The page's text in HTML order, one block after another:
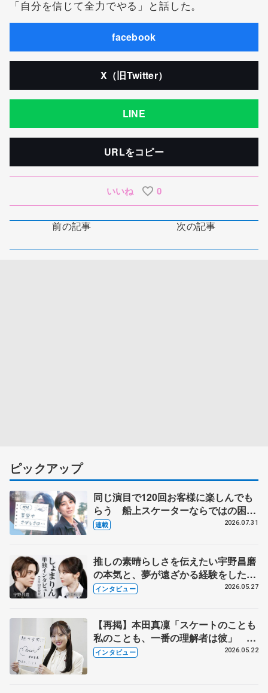
「自分を信じて全力でやる」と話した。
facebook
X（旧Twitter）
LINE
URLをコピー
いいね 0
前の記事 次の記事
ピックアップ
同じ演目で120回お客様に楽しんでも
らう 船上スケーターならではの困難
とは 影響あったPIW前キャプテン松
連載 2026.07.31
推しの素晴らしさを伝えたい宇野昌磨
の本気と、夢が遠ざかる経験をした本
田真凜の覚悟
インタビュー 2026.05.27
【再掲】本田真凜「スケートのことも
私のことも、一番の理解者は彼」 引
退時の単独インタビューで語った競技
インタビュー 2026.05.22